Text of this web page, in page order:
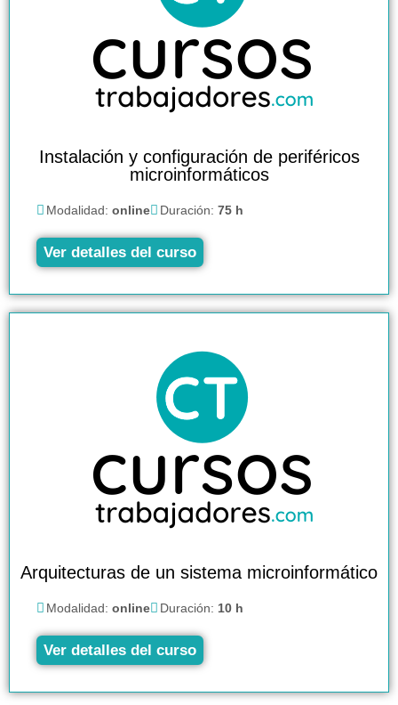
Instalación y configuración de periféricos
microinformáticos
Modalidad: online Duración: 75 h
Ver detalles del curso
Arquitecturas de un sistema microinformático
Modalidad: online Duración: 10 h
Ver detalles del curso